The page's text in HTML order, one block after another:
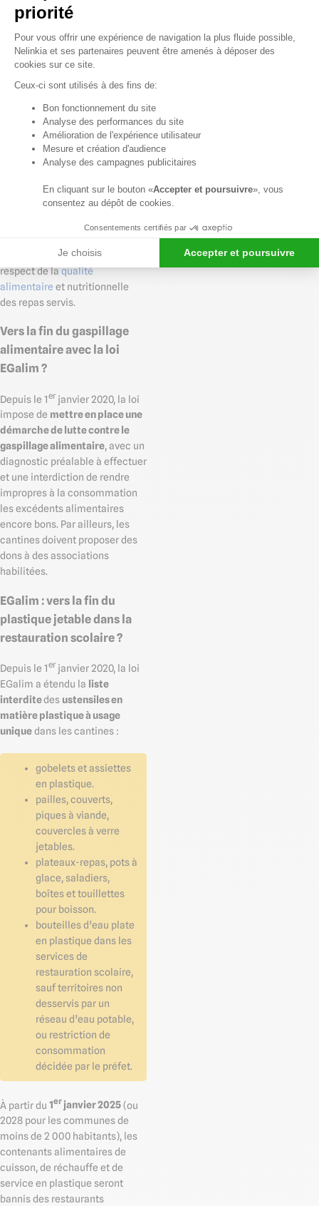
composent leur assiette
Depuis le 1er janvier 2020, les
consommateurs de restaurants
une fois par an, paraffichage et
communication électronique,
de la part des produits de
qualité et durables entrant dans
la composition des repas, et des
démarches entreprises pour
développer l’acquisition de
produits issus du commerce
informer les usagers sur le
respect de laqualité
alimentaire et nutritionnelle
des repas servis.
Vers la fin du gaspillage
alimentaire avec la loi
EGalim ?
Depuis le 1er janvier 2020, la loi
impose de mettre en place une
démarche de lutte contre le
gaspillage alimentaire, avec un
diagnostic préalable à effectuer
et une interdiction de rendre
impropres à la consommation
les excédents alimentaires
encore bons. Par ailleurs, les
cantines doivent proposer des
dons à des associations
habilitées.
EGalim : vers la fin du
plastique jetable dans la
restauration scolaire ?
Depuis le 1er janvier 2020, la loi
EGalim a étendu la liste
interditedes ustensiles en
matière plastique à usage
uniquedans les cantines :
gobelets et assiettes
en plastique.
pailles, couverts,
piques à viande,
couvercles à verre
jetables.
plateaux-repas, pots à
glace, saladiers,
boîtes et touillettes
pour boisson.
bouteilles d’eau plate
en plastique dans les
services de
restauration scolaire,
sauf territoires non
desservis par un
réseau d’eau potable,
ou restriction de
consommation
décidée par le préfet.
À partir du 1er janvier 2025(ou
2028 pour les communes de
moins de 2 000 habitants), les
contenants alimentaires de
cuisson, de réchauffe et de
service en plastique seront
bannis des restaurants
priorité
Plateforme de Gestion du
Pour vous offrir une expérience de navigation la plus fluide possible,
Nelinkia et ses partenaires peuvent être amenés à déposer des
cookies sur ce site.
Ceux-ci sont utilisés à des fins de:
Bon fonctionnement du site
Analyse des performances du site
Amélioration de l'expérience utilisateur
Mesure et création d'audience
Analyse des campagnes publicitaires
En cliquant sur le bouton «Accepter et poursuivre», vous
consentez au dépôt de cookies.
Consentements certifiés par
Je choisis Accepter et poursuivre
Axeptio consent